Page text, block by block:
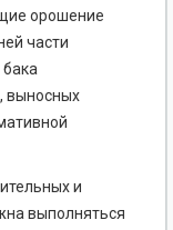
орошение
части
выносных
и
выполняться